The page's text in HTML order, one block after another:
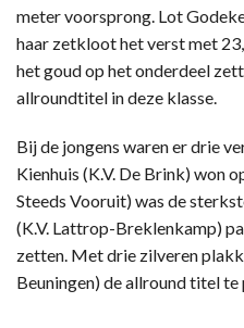
meter voorsprong. Lot
haar zetkloot het verst met
het goud op het onderdeel
allroundtitel in deze klasse.
Bij de jongens waren er drie
Kienhuis (K.V. De Brink) won
Steeds Vooruit) was de
(K.V. Lattrop-Breklenkamp)
zetten. Met drie zilveren
Beuningen) de allround titel te